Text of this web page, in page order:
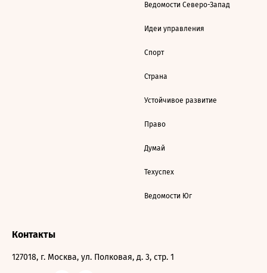
Ведомости Северо-Запад
Идеи управления
Спорт
Страна
Устойчивое развитие
Право
Думай
Техуспех
Ведомости Юг
Контакты
127018, г. Москва, ул. Полковая, д. 3, стр. 1